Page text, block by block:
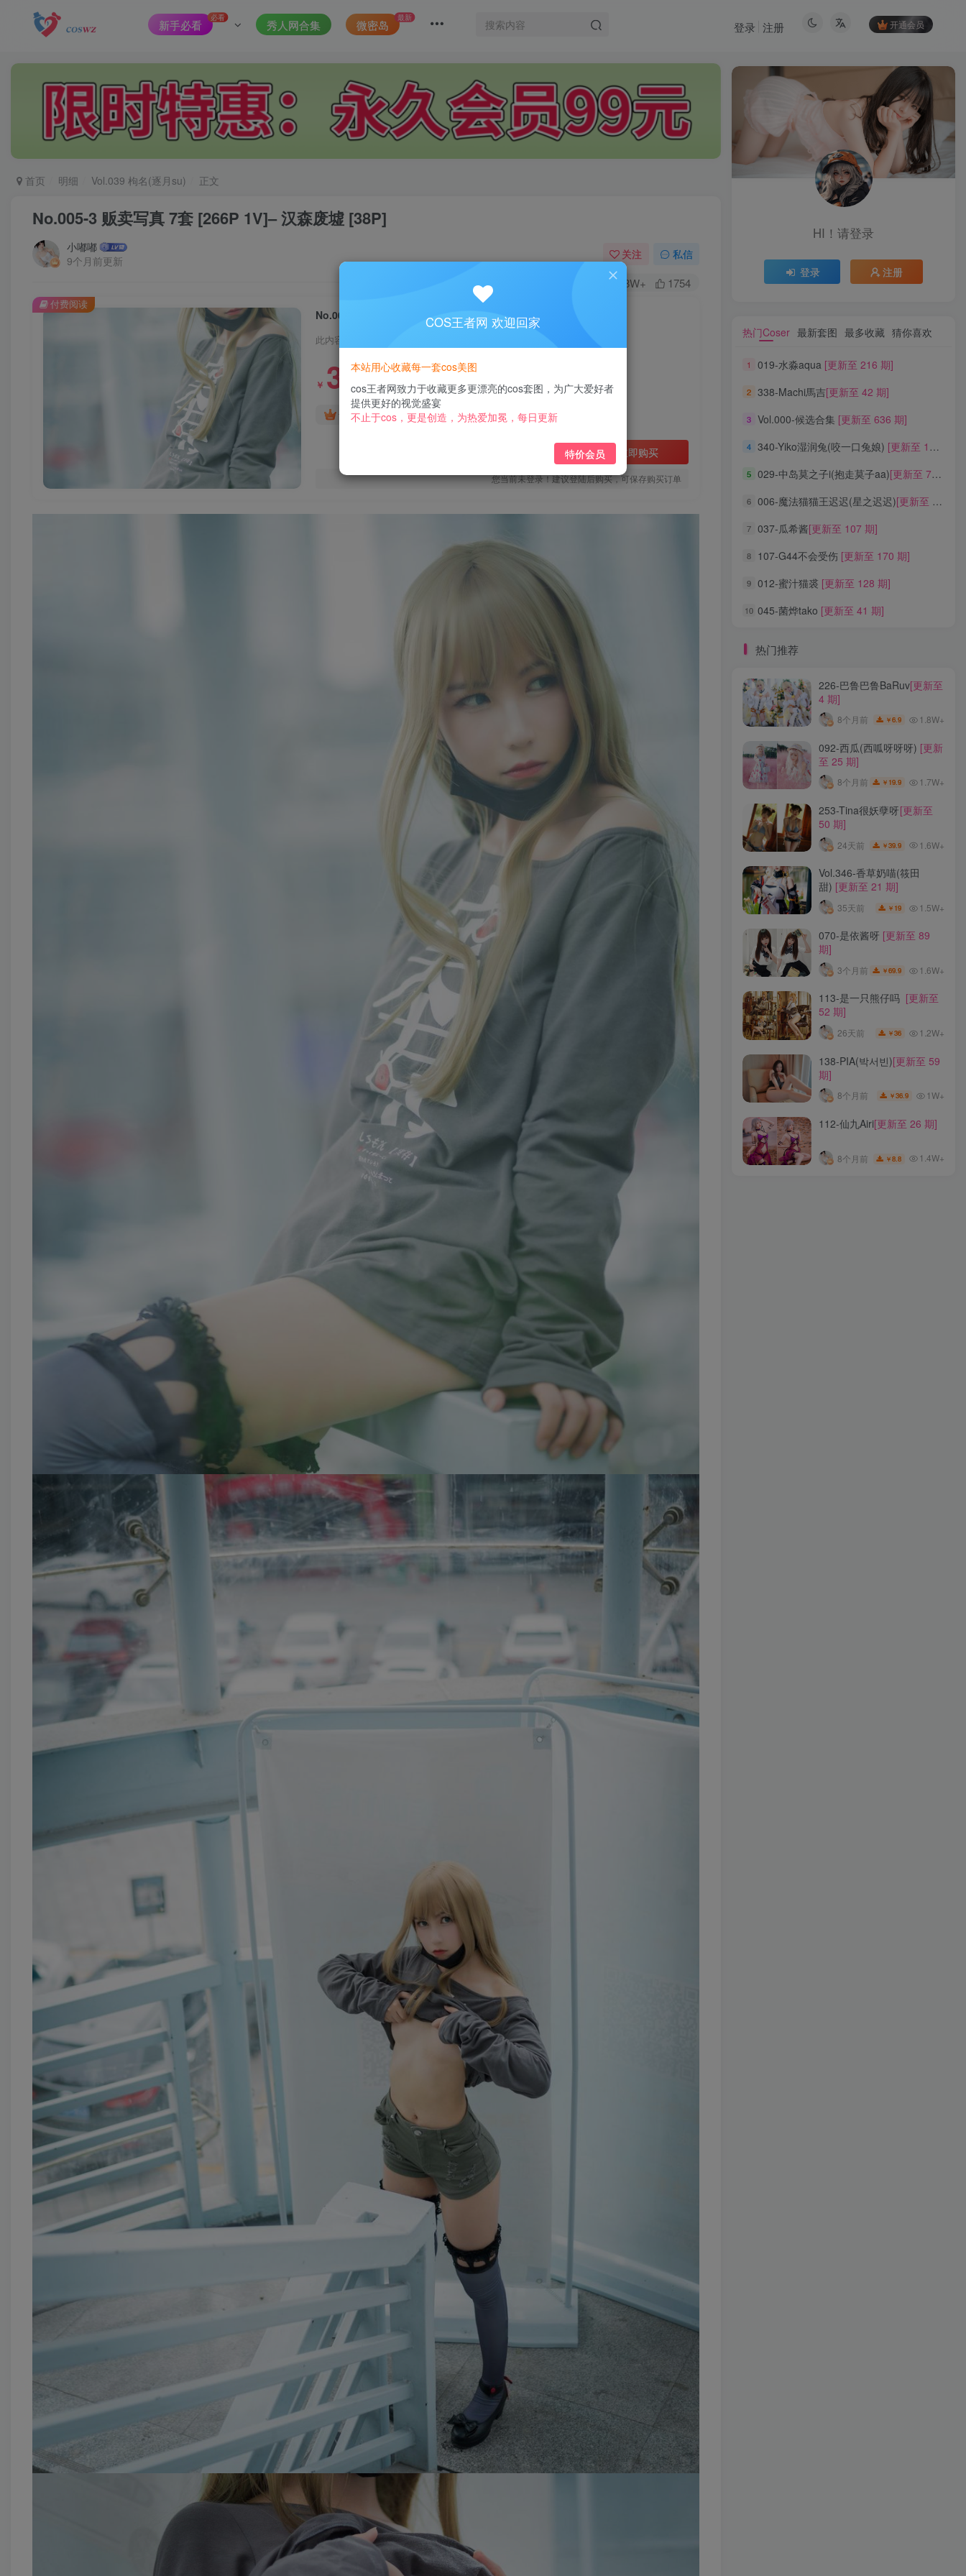
新手必看 必看 秀人网合集 微密岛 最新
开通会员
登录 注册
首页 明细 Vol.039 枸名(逐月su) 正文
No.005-3 贩卖写真 7套 [266P 1V]– 汉森废墟 [38P]
小嘟嘟
9个月前更新
关注 私信
1.8W+ 1754
No.005-3 贩卖写真 7套 [266P 1V]– 汉森废墟 [38P]
此内容为付费阅读，请付费后查看
￥ 3
黄金会员免费 钻石会员免费
立即购买
您当前未登录！建议登陆后购买，可保存购买订单
付费阅读
HI！请登录
登录 注册
热门Coser 最新套图 最多收藏 猜你喜欢
1 019-水淼aqua [更新至 216 期]
2 338-Machi馬吉[更新至 42 期]
3 Vol.000-候选合集 [更新至 636 期]
4 340-Yiko湿润兔(咬一口兔娘) [更新至 136 期]
5 029-中岛莫之子i(抱走莫子aa)[更新至 76 期]
6 006-魔法猫猫王迟迟(星之迟迟)[更新至 320 期]
7 037-瓜希酱[更新至 107 期]
8 107-G44不会受伤 [更新至 170 期]
9 012-蜜汁猫裘 [更新至 128 期]
10 045-菌烨tako [更新至 41 期]
热门推荐
226-巴鲁巴鲁BaRuv[更新至
4 期]
8个月前 ￥6.9 1.8W+
092-西瓜(西呱呀呀呀) [更新
至 25 期]
8个月前 ￥ 19.9 1.7W+
253-Tina很妖孽呀[更新至
50 期]
24天前 ￥39.9 1.6W+
Vol.346-香草奶喵(筱田
甜) [更新至 21 期]
35天前 ￥ 19 1.5W+
070-是依酱呀 [更新至 89
期]
3个月前 ￥69.9 1.6W+
113-是一只熊仔吗 [更新至
52 期]
26天前 ￥36 1.2W+
138-PIA(박서빈)[更新至 59
期]
8个月前 ￥36.9 1W+
112-仙九Airi[更新至 26 期]
8个月前 ￥8.8 1.4W+
HI！请登录
登录 注册
热门Coser 最新套图 最多收藏 猜你喜欢
1 019-水淼aqua [更新至 216 期]
2 338-Machi馬吉[更新至 42 期]
3 Vol.000-候选合集 [更新至 636 期]
4 340-Yiko湿润兔(咬一口兔娘) [更新至 136 期]
5 029-中岛莫之子i(抱走莫子aa)[更新至 76 期]
6 006-魔法猫猫王迟迟(星之迟迟)[更新至 320 期]
7 037-瓜希酱[更新至 107 期]
8 107-G44不会受伤 [更新至 170 期]
9 012-蜜汁猫裘 [更新至 128 期]
10 045-菌烨tako [更新至 41 期]
标签云
龙年活动 龙宫地狱 龙娘图鉴
龙娘
龙姬
龙华妃咲JK
龙华妃咲cos
龙华妃咲
黛尔 黑龙贯通
黑黑麦
黑馆晴奈
黑靡烟旗袍 黑钻兔子
黑金
黑贞德泳装
黑贞兔子
黑见茜香
黑见芹香
黑裤妹
热门推荐
4 期]
至 25 期]
50 期]
甜)[更新至 21 期]
期]
COS王者网 欢迎回家
本站用心收藏每一套cos美图
cos王者网致力于收藏更多更漂亮的cos套图，为广大爱好者
提供更好的视觉盛宴
不止于cos，更是创造，为热爱加冕，每日更新
特价会员